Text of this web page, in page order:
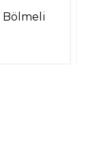
Bölmeli